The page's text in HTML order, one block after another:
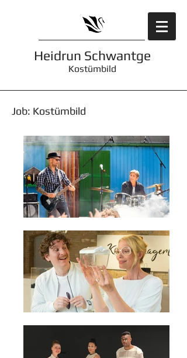
Heidrun Schwantge
Kostümbild
Job: Kostümbild